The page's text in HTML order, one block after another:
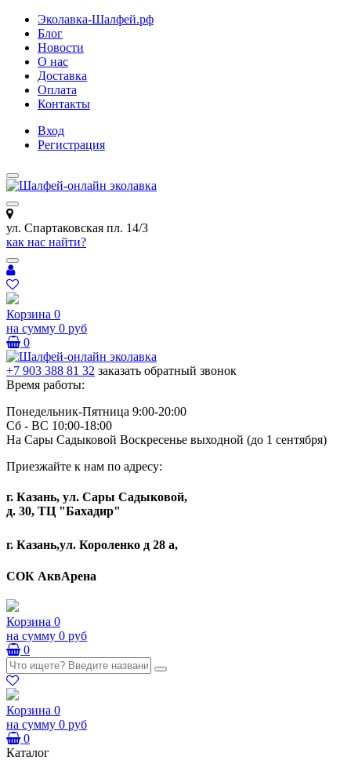
Эколавка-Шалфей.рф
Блог
Новости
О нас
Доставка
Оплата
Контакты
Вход
Регистрация
ул. Спартаковская пл. 14/3
как нас найти?
Корзина 0
на сумму 0 руб
0
+7 903 388 81 32 заказать обратный звонок
Время работы:
Понедельник-Пятница 9:00-20:00
Сб - ВС 10:00-18:00
На Сары Садыковой Воскресенье выходной (до 1 сентября)
Приезжайте к нам по адресу:
г. Казань, ул. Сары Садыковой,
д. 30, ТЦ "Бахадир"
г. Казань,ул. Короленко д 28 а,
СОК АквАрена
Корзина 0
на сумму 0 руб
0
Корзина 0
на сумму 0 руб
0
Каталог